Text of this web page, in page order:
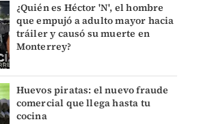
¿Quién es Héctor 'N', el hombre
que empujó a adulto mayor hacia
tráiler y causó su muerte en
Monterrey?
Huevos piratas: el nuevo fraude
comercial que llega hasta tu
cocina